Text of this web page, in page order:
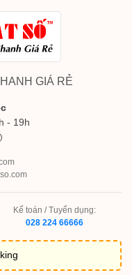
GIÁ RẺ
- 19h
Kế toán / Tuyển dụng:
028 224 66666